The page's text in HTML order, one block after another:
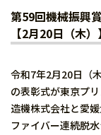
第59回機械振興
【2月20日（木）】
令和7年2月20日（
の表彰式が東京プ
造機株式会社と愛
ファイバー連続脱